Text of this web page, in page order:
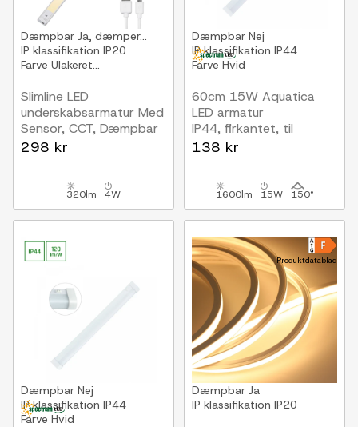
Dæmpbar Ja, dæmper...
IP klassifikation IP20
Farve Ulakeret...
Slimline LED
underskabsarmatur Med
Sensor, CCT, Dæmpbar
800 mm
298 kr
320lm 4W
Dæmpbar Nej
IP klassifikation IP44
Farve Hvid
60cm 15W Aquatica
LED armatur
IP44, firkantet, til
badeværelset eller
138 kr
1600lm 15W 150°
Dæmpbar Nej
IP klassifikation IP44
Farve Hvid
Produktdatablad
Dæmpbar Ja
IP klassifikation IP20